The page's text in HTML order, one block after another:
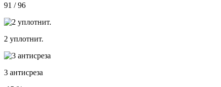
91 / 96
2 уплотнит.
3 антисреза